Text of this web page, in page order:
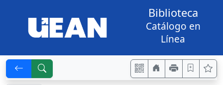
Biblioteca
Catálogo en
Línea